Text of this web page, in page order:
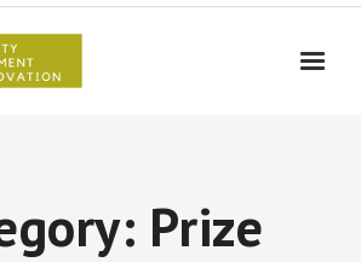
Prize